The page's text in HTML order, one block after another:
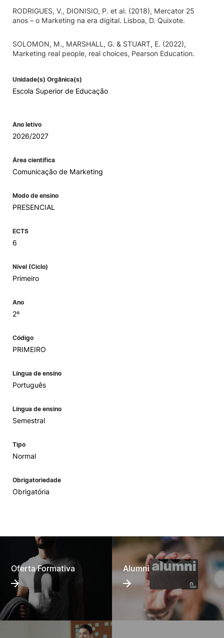
RODRIGUES, V., DIONISIO, P. et al. (2018), Mercator 25
anos – o Marketing na era digital. Lisboa, D. Quixote.
SOLOMON, M., MARSHALL, G. & STUART, E. (2022),
Marketing real people, real choices, Pearson Education.
Unidade(s) Orgânica(s)
Escola Superior de Educação
Ano letivo
2026/2027
Área científica
Comunicação de Marketing
Modo de ensino
PRESENCIAL
ECTS
6
Nível (Ciclo)
Primeiro
Ano
2º
Código
PRIMEIRO
Língua de ensino
Português
Língua de ensino
Semestral
Tipo
Normal
Obrigatoriedade
Obrigatória
Oferta Formativa Alumni